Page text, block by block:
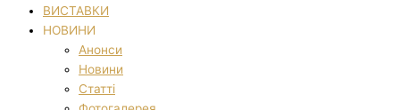
ВИСТАВКИ
НОВИНИ
Анонси
Новини
Статті